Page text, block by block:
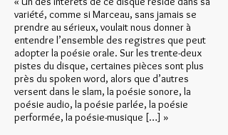
variété, comme si Marceau, sans jamais se
prendre au sérieux, voulait nous donner à
entendre l’ensemble des registres que peut
adopter la poésie orale. Sur les trente-deux
pistes du disque, certaines pièces sont plus
près du spoken word, alors que d’autres
versent dans le slam, la poésie sonore, la
poésie audio, la poésie parlée, la poésie
performée, la poésie-musique […] »